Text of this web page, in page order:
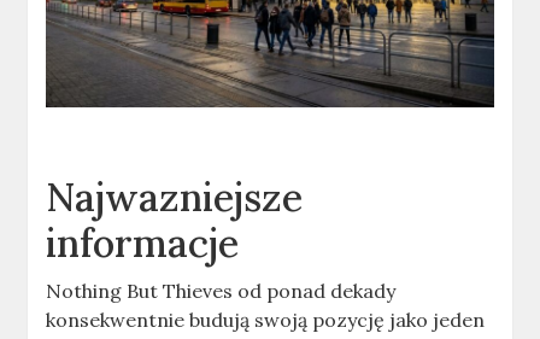
Najwazniejsze
informacje
Nothing But Thieves od ponad dekady
konsekwentnie budują swoją pozycję jako jeden